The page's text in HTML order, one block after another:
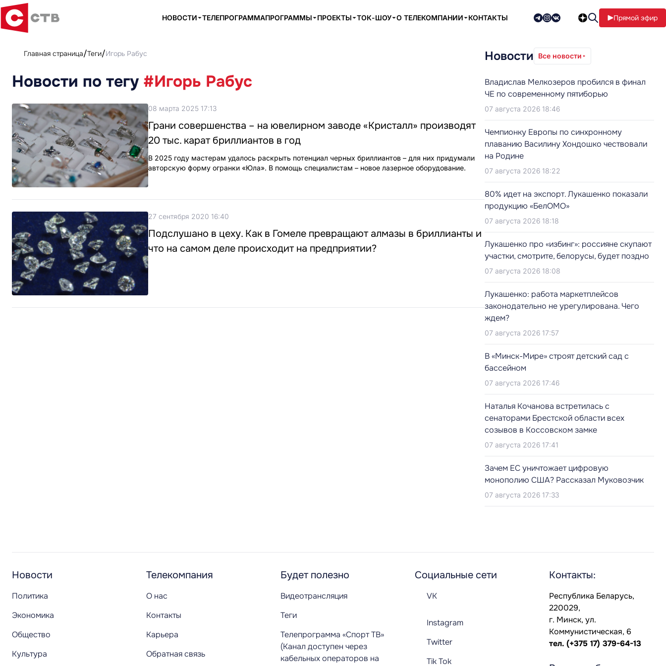
НОВОСТИ ТЕЛЕПРОГРАММАПРОГРАММЫ ПРОЕКТЫ ТОК-ШОУ О ТЕЛЕКОМПАНИИ КОНТАКТЫ Прямой эфир
Главная страница Теги Игорь Рабус
Новости по тегу #Игорь Рабус
08 марта 2025 17:13
Грани совершенства – на ювелирном заводе «Кристалл» производят
20 тыс. карат бриллиантов в год
В 2025 году мастерам удалось раскрыть потенциал черных бриллиантов – для них придумали
авторскую форму огранки «Юла». В помощь специалистам – новое лазерное оборудование.
27 сентября 2020 16:40
Подслушано в цеху. Как в Гомеле превращают алмазы в бриллианты и
что на самом деле происходит на предприятии?
Новости Все новости
Владислав Мелкозеров пробился в финал
ЧЕ по современному пятиборью
07 августа 2026 18:46
Чемпионку Европы по синхронному
плаванию Василину Хондошко чествовали
на Родине
07 августа 2026 18:22
80% идет на экспорт. Лукашенко показали
продукцию «БелОМО»
07 августа 2026 18:18
Лукашенко про «избинг»: россияне скупают
участки, смотрите, белорусы, будет поздно
07 августа 2026 18:08
Лукашенко: работа маркетплейсов
законодательно не урегулирована. Чего
ждем?
07 августа 2026 17:57
В «Минск-Мире» строят детский сад с
бассейном
07 августа 2026 17:46
Наталья Кочанова встретилась с
сенаторами Брестской области всех
созывов в Коссовском замке
07 августа 2026 17:41
Зачем ЕС уничтожает цифровую
монополию США? Рассказал Муковозчик
07 августа 2026 17:33
Новости
Политика
Экономика
Общество
Культура
Телекомпания
О нас
Контакты
Карьера
Обратная связь
Будет полезно
Видеотрансляция
Теги
Телепрограмма «Спорт ТВ»
(Канал доступен через
кабельных операторов на
Социальные сети
VK
Instagram
Twitter
Tik Tok
Контакты:
Республика Беларусь,
220029,
г. Минск, ул.
Коммунистическая, 6
тел. (+375 17) 379-64-13